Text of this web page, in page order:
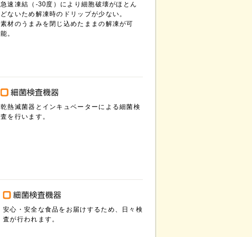
急速凍結（-30度）により細胞破壊がほとん
どないため解凍時のドリップが少ない。
素材のうまみを閉じ込めたままの解凍が可
能。
乾熱滅菌器とインキュベーターによる細菌検
査を行います。
安心・安全な食品をお届けするため、日々検
査が行われます。